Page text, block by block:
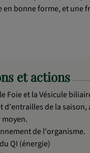
en bonne forme, et une
et actions
Foie et la Vésicule
d'entrailles de la saison,
de l'organisme.
QI (énergie)